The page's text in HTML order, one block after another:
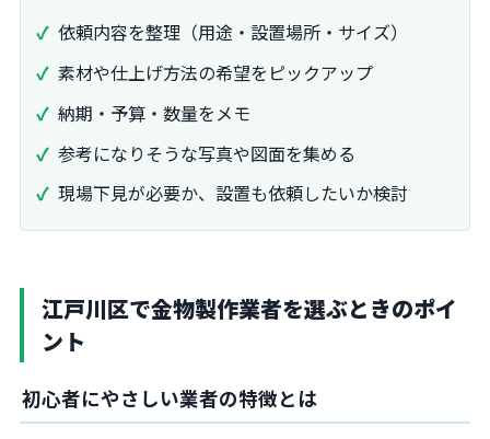
依頼内容を整理（用途・設置場所・サイズ）
素材や仕上げ方法の希望をピックアップ
納期・予算・数量をメモ
参考になりそうな写真や図面を集める
現場下見が必要か、設置も依頼したいか検討
江戸川区で金物製作業者を選ぶときのポイ
ント
初心者にやさしい業者の特徴とは